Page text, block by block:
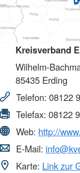
Kreisverband
Wilhelm-
85435 Erding
Telefon: 08122
Telefax: 08122
Web: http://
E-Mail:
Karte: Link zur